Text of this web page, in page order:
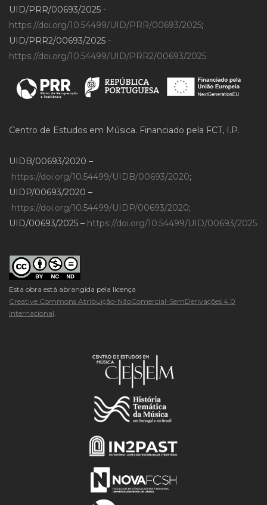
UID/PRR/00693/2025 -
https://doi.org/10.54499/UID/PRR/00693/2025;
UID/PRR2/00693/2025 -
https://doi.org/10.54499/UID/PRR2/00693/2025
Centro de Estudos em Música. Financiado pela FCT, I.P.
UIDB/00693/2020 –
https://doi.org/10.54499/UIDB/00693/2020;
UIDP/00693/2020 –
https://doi.org/10.54499/UIDP/00693/2020;
UID/00693/2025 – https://doi.org/10.54499/UID/00693/2025
Esta obra está abrangida pela licença
Creative Commons Atribuição-NãoComercial-SemDerivações 4.0
Internacional